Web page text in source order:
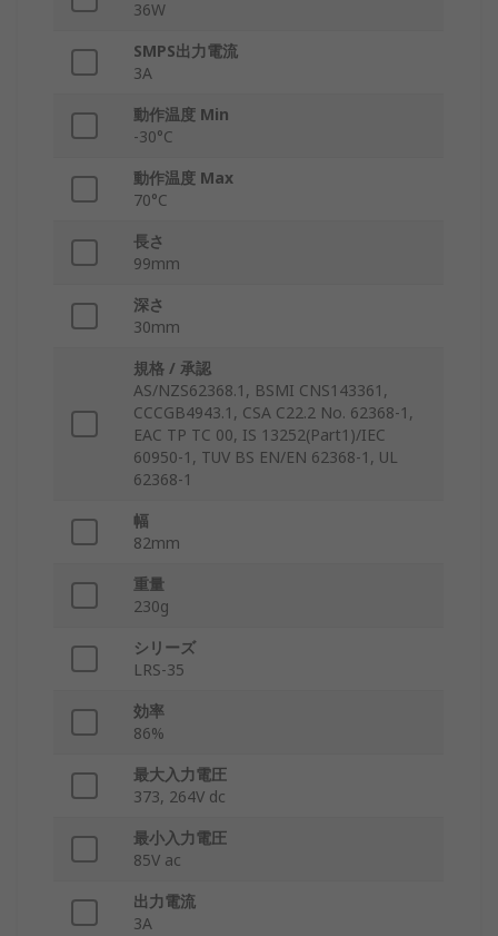
36W
SMPS出力電流
3A
動作温度 Min
-30°C
動作温度 Max
70°C
長さ
99mm
深さ
30mm
規格 / 承認
AS/NZS62368.1, BSMI CNS143361,
CCCGB4943.1, CSA C22.2 No. 62368-1,
EAC TP TC 00, IS 13252(Part1)/IEC
60950-1, TUV BS EN/EN 62368-1, UL
62368-1
幅
82mm
重量
230g
シリーズ
LRS-35
効率
86%
最大入力電圧
373, 264V dc
最小入力電圧
85V ac
出力電流
3A